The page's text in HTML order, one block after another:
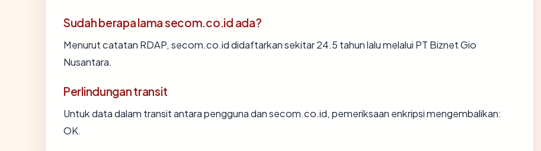
Sudah berapa lama secom.co.id ada?
Menurut catatan RDAP, secom.co.id didaftarkan sekitar 24.5 tahun lalu melalui PT Biznet Gio
Nusantara.
Perlindungan transit
Untuk data dalam transit antara pengguna dan secom.co.id, pemeriksaan enkripsi mengembalikan:
OK.